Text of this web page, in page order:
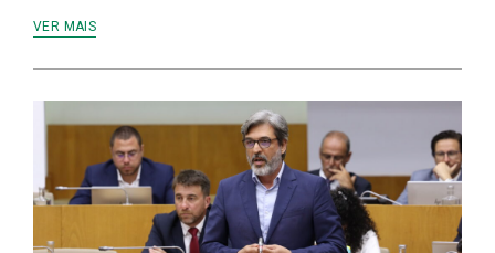
VER MAIS